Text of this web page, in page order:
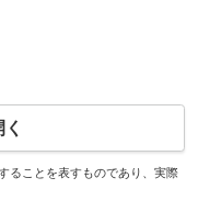
ることを表すものであり、実際